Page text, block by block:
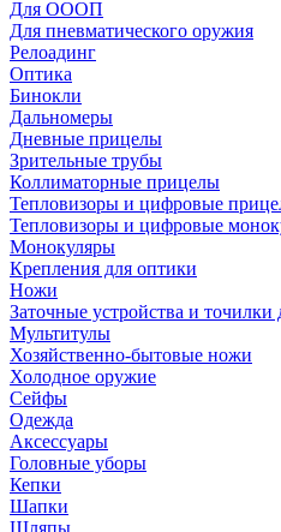
Для ОООП
Для пневматического оружия
Релоадинг
Оптика
Бинокли
Дальномеры
Дневные прицелы
Зрительные трубы
Коллиматорные прицелы
Тепловизоры и цифровые
Тепловизоры и цифровые
Монокуляры
Крепления для оптики
Ножи
Заточные устройства и точилки
Мультитулы
Хозяйственно-бытовые ножи
Холодное оружие
Сейфы
Одежда
Аксессуары
Головные уборы
Кепки
Шапки
Шляпы